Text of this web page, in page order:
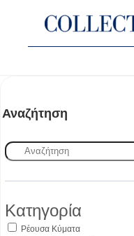
περιεχόμενο
Αναζήτηση
Κατηγορία
Ρέουσα Κύματα